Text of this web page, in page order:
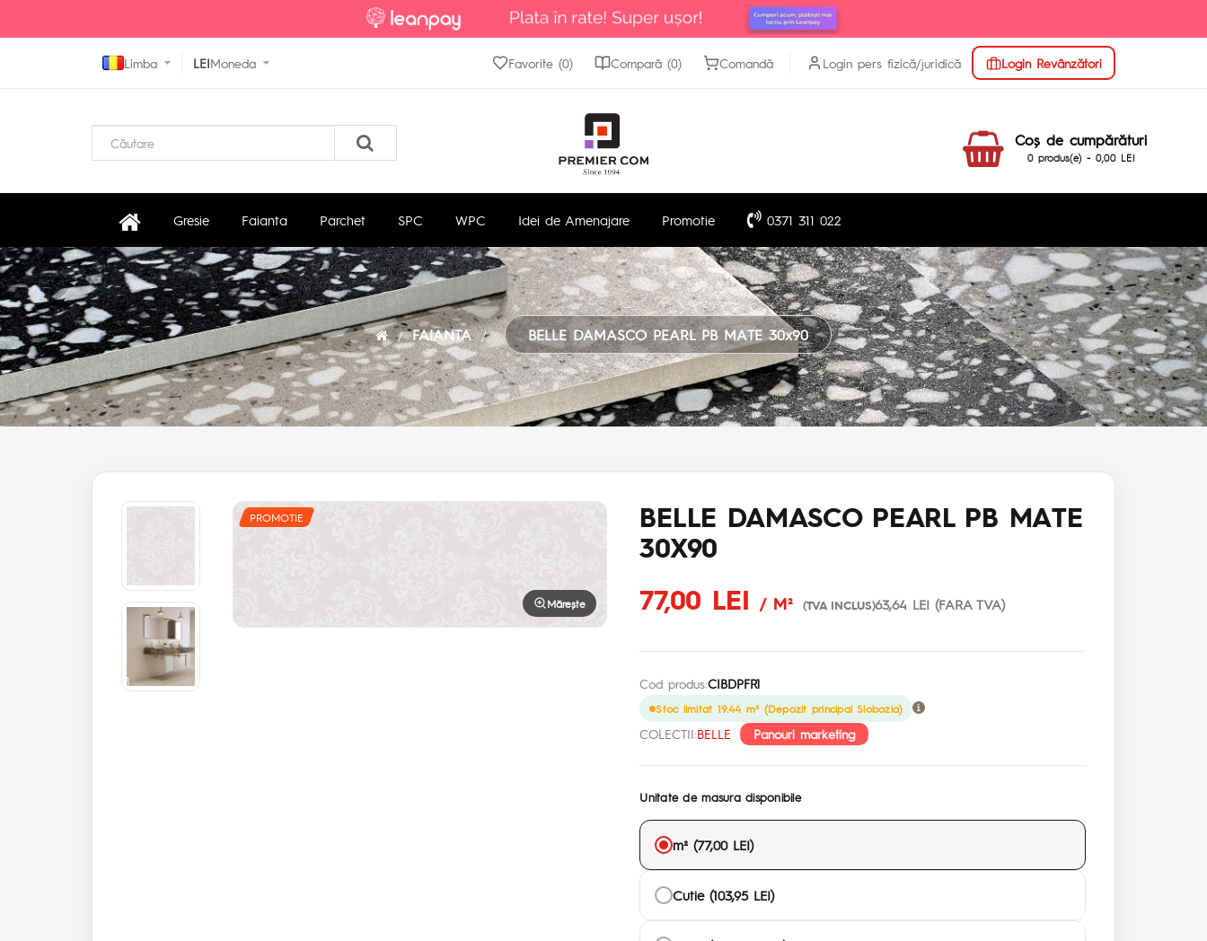
Limba LEIMoneda Login Revânzători
Login pers fizică/juridică
Favorite (0) Compară (0) Comandă
Coş de cumpărături
0 produs(e) - 0,00 LEI
Gresie Faianta Parchet SPC WPC Idei de Amenajare Promotie 0371 311 022
FAIANTA BELLE DAMASCO PEARL PB MATE 30x90
Mărește
PROMOTIE
BELLE DAMASCO PEARL PB MATE
30X90
77,00 LEI
/ M² (TVA INCLUS)63,64 LEI (FARA TVA)
Cod produs:CIBDPFR1
Stoc limitat 19.44 m² (Depozit principal Slobozia)
COLECTII:BELLE Panouri marketing
Unitate de masura disponibile
m² (77,00 LEI)
Cutie (103,95 LEI)